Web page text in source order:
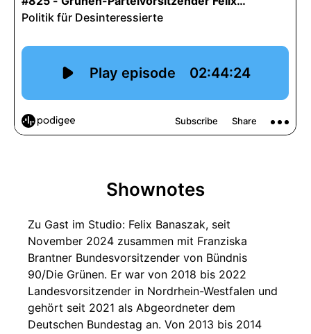
Shownotes
Zu Gast im Studio: Felix Banaszak, seit
November 2024 zusammen mit Franziska
Brantner Bundesvorsitzender von Bündnis
90/Die Grünen. Er war von 2018 bis 2022
Landesvorsitzender in Nordrhein-Westfalen und
gehört seit 2021 als Abgeordneter dem
Deutschen Bundestag an. Von 2013 bis 2014